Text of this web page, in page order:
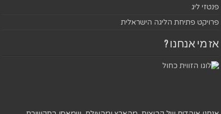
פנטזי ליג
פרויקט פתיחת הליגה הישראלית
אז מי אנחנו ?